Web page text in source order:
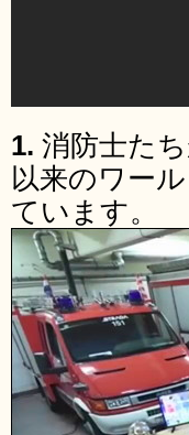
1. 消防士た
以来のワー
ています。